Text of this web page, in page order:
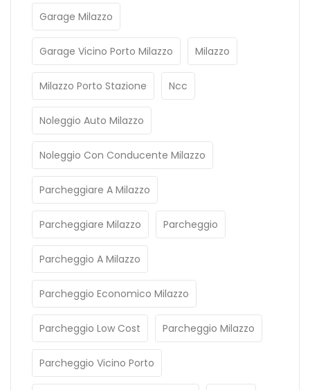
Garage Milazzo
Garage Vicino Porto Milazzo Milazzo
Milazzo Porto Stazione Ncc
Noleggio Auto Milazzo
Noleggio Con Conducente Milazzo
Parcheggiare A Milazzo
Parcheggiare Milazzo Parcheggio
Parcheggio A Milazzo
Parcheggio Economico Milazzo
Parcheggio Low Cost Parcheggio Milazzo
Parcheggio Vicino Porto